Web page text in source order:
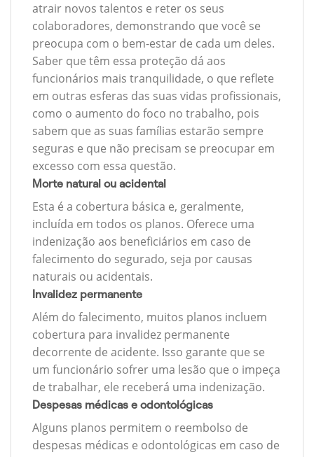
atrair novos talentos e reter os seus
colaboradores, demonstrando que você se
preocupa com o bem-estar de cada um deles.
Saber que têm essa proteção dá aos
funcionários mais tranquilidade, o que reflete
em outras esferas das suas vidas profissionais,
como o aumento do foco no trabalho, pois
sabem que as suas famílias estarão sempre
seguras e que não precisam se preocupar em
excesso com essa questão.
Morte natural ou acidental
Esta é a cobertura básica e, geralmente,
incluída em todos os planos. Oferece uma
indenização aos beneficiários em caso de
falecimento do segurado, seja por causas
naturais ou acidentais.
Invalidez permanente
Além do falecimento, muitos planos incluem
cobertura para invalidez permanente
decorrente de acidente. Isso garante que se
um funcionário sofrer uma lesão que o impeça
de trabalhar, ele receberá uma indenização.
Despesas médicas e odontológicas
Alguns planos permitem o reembolso de
despesas médicas e odontológicas em caso de